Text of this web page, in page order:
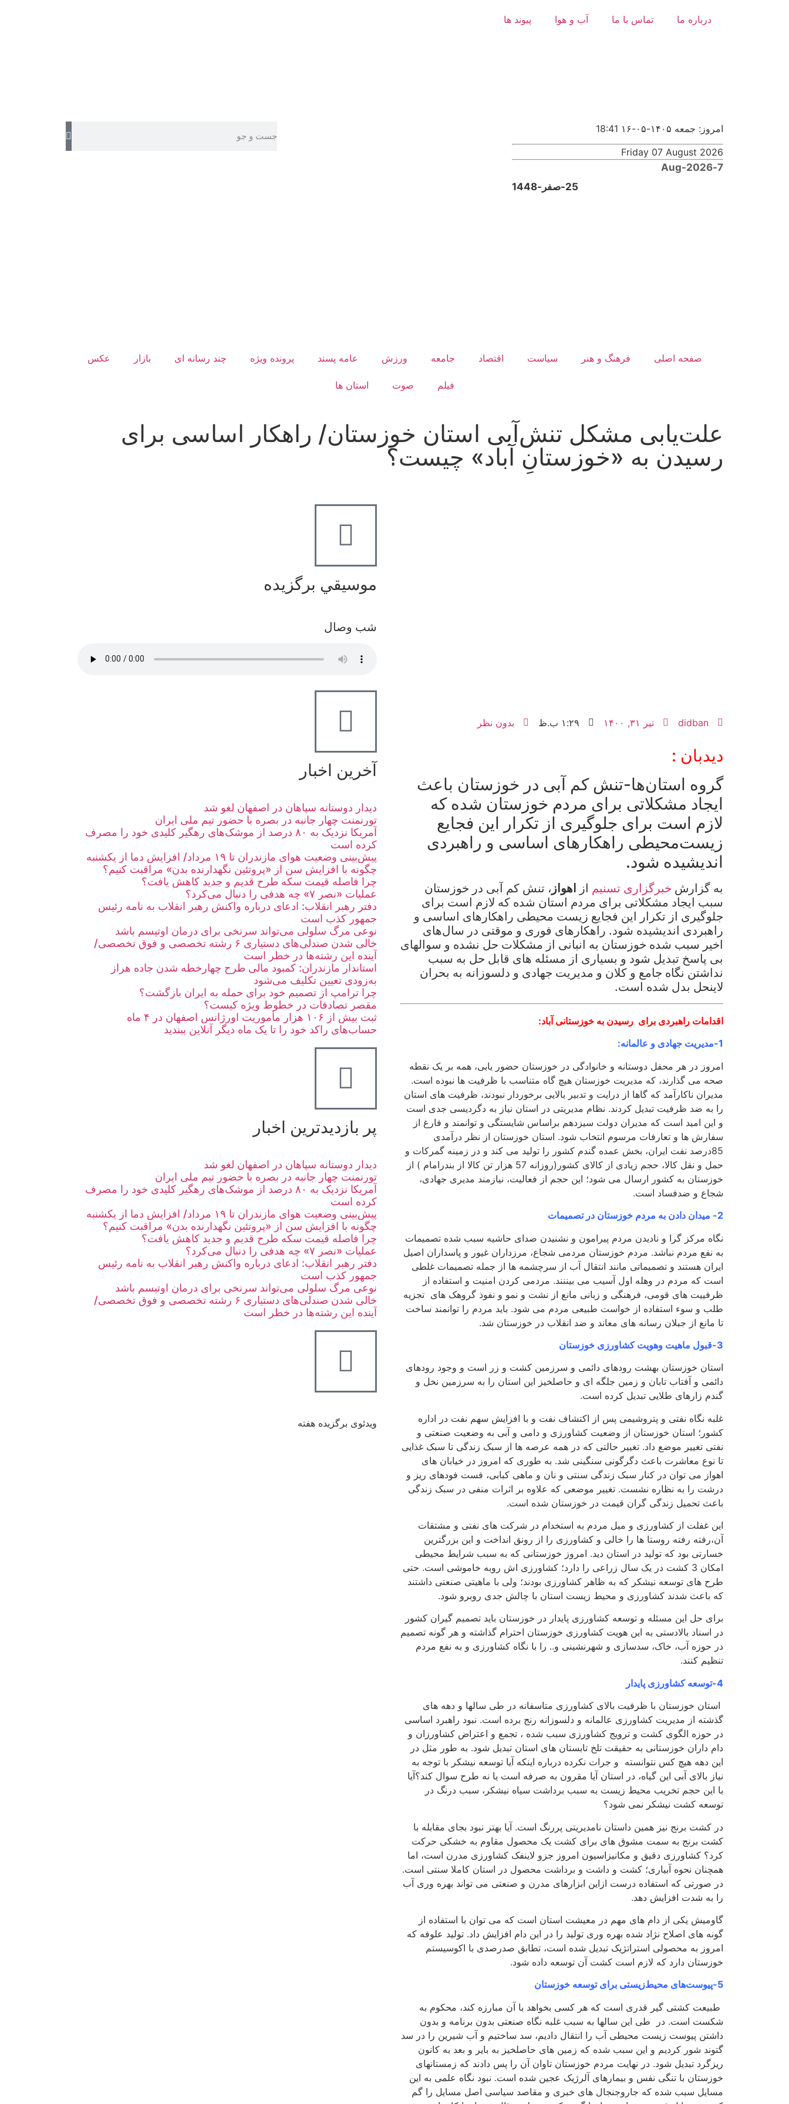
درباره ما تماس با ما آب و هوا پیوند ها
امروز: جمعه ۱۴۰۵-۰۵-۱۶ 18:41
Friday 07 August 2026
7-Aug-2026
25-صفر-1448
صفحه اصلی فرهنگ و هنر سیاست اقتصاد جامعه ورزش عامه پسند پرونده ویژه چند رسانه ای بازار عکس
فیلم صوت استان ها
علت‌یابی مشکل تنش‌آبی استان خوزستان/ راهکار اساسی برای
رسیدن به «خوزستانِ آباد» چیست؟
didban تیر ۳۱, ۱۴۰۰ ۱:۲۹ ب.ظ بدون نظر
دیدبان :
گروه استان‌ها-تنش کم آبی در خوزستان باعث
ایجاد مشکلاتی برای مردم خوزستان شده که
لازم است برای جلوگیری از تکرار این فجایع
زیست‌محیطی راهکارهای اساسی و راهبردی
اندیشیده شود.
به گزارش خبرگزاری تسنیم از اهواز ، تنش کم آبی در خوزستان
سبب ایجاد مشکلاتی برای مردم استان شده که لازم است برای
جلوگیری از تکرار این فجایع زیست محیطی راهکارهای اساسی و
راهبردی اندیشیده شود. راهکارهای فوری و موقتی در ‌سال‌های
اخیر سبب شده خوزستان به انبانی از مشکلات حل نشده و سوالهای
بی پاسخ تبدیل شود و بسیاری از مسئله های قابل حل به سبب
نداشتن نگاه جامع و کلان و مدیریت جهادی و دلسوزانه به بحران
لاینحل بدل شده است.
اقدامات راهبردی برای رسیدن به خوزستانی آباد:
1-مدیریت جهادی و عالمانه:
امروز در هر محفل دوستانه و خانوادگی در خوزستان حضور یابی، همه بر یک نقطه
صحه می گذارند، که مدیریت خوزستان هیچ گاه متناسب با ظرفیت ها نبوده است.
مدیران ناکارآمد که گاها از درایت و تدبیر بالایی برخوردار نبودند، ظرفیت های استان
را به ضد ظرفیت تبدیل کردند. نظام مدیریتی در استان نیاز به دگردیسی جدی است
و این امید است که مدیران دولت سیزدهم براساس شایستگی و توانمند و فارغ از
سفارش ها و تعارفات مرسوم انتخاب شود. استان خوزستان از نظر درآمدی
85درصد نفت ایران، بخش عمده گندم کشور را تولید می کند و در زمینه گمرکات و
حمل و نقل کالا، حجم زیادی از کالای کشور(روزانه 57 هزار تن کالا از بندرامام ) از
خوزستان به کشور ارسال می شود؛ این حجم از فعالیت، نیازمند مدیری جهادی،
شجاع و ضدفساد است.
2- میدان دادن به مردم خوزستان در تصمیمات
نگاه مرکز گرا و نادیدن مردم پیرامون و نشنیدن صدای حاشیه سبب شده تصمیمات
به نفع مردم نباشد. مردم خوزستان مردمی شجاع، مرزداران غیور و پاسداران اصیل
ایران هستند و تصمیماتی مانند انتقال آب از سرچشمه ها از جمله تصمیمات غلطی
است که مردم در وهله اول آسیب می بیننند. مردمی کردن امنیت و استفاده از
ظرفییت های قومی، فرهنگی و زبانی مانع از نشت و نمو و نفوذ گروهک های تجزیه
طلب و سوء استفاده از خواست طبیعی مردم می شود. باید مردم را توانمند ساخت
تا مانع از جبلان رسانه های معاند و ضد انقلاب در خوزستان شد.
3-قبول ماهیت وهویت کشاورزی خوزستان
استان خوزستان بهشت رودهای دائمی و سرزمین کشت و زر است و وجود رودهای
دائمی و آفتاب تابان و زمین جلگه ای و حاصلخیز این استان را به سرزمین نخل و
گندم زارهای طلایی تبدیل کرده است.
غلبه نگاه نفتی و پتروشیمی پس از اکتشاف نفت و با افزایش سهم نفت در اداره
کشور؛ استان خوزستان از وضعیت کشاورزی و دامی و آبی به وضعیت صنعتی و
نفتی تغییر موضع داد. تغییر حالتی که در همه عرصه ها از سبک زندگی تا سبک غذایی
تا نوع معاشرت باعث دگرگونی سنگینی شد. به طوری که امروز در خیابان های
اهواز می توان در کنار سبک زندگی سنتی و نان و ماهی کبابی، فست فودهای ریز و
درشت را به نظاره نشست. تغییر موضعی که علاوه بر اثرات منفی در سبک زندگی
باعث تحمیل زندگی گران قیمت در خوزستان شده است.
این غفلت از کشاورزی و میل مردم به استخدام در شرکت های نفتی و مشتقات
آن،رفته رفته روستا ها را خالی و کشاورزی را از رونق انداخت و این بزرگترین
خسارتی بود که تولید در استان دید. امروز خوزستانی که به سبب شرایط محیطی
امکان 3 کشت در یک سال زراعی را دارد؛ کشاورزی اش روبه خاموشی است. حتی
طرح های توسعه نیشکر که به ظاهر کشاورزی بودند؛ ولی با ماهیتی صنعتی داشتند
که باعث شدند کشاورزی و محیط زیست استان با چالش جدی روبرو شود.
برای حل این مسئله و توسعه کشاورزی پایدار در خوزستان باید تصمیم گیران کشور
در اسناد بالادستی به این هویت کشاورزی خوزستان احترام گذاشته و هر گونه تصمیم
در حوزه آب، خاک، سدسازی و شهرنشینی و.. را با نگاه کشاورزی و به نفع مردم
تنظیم کنند.
4-توسعه کشاورزی پایدار
استان خوزستان با ظرفیت بالای کشاورزی متاسفانه در طی سالها و دهه های
گذشته از مدیریت کشاورزی عالمانه و دلسوزانه رنج برده است. نبود راهبرد اساسی
در حوزه الگوی کشت و ترویج کشاورزی سبب شده ، تجمع و اعتراض کشاورزان و
دام داران خوزستانی به حقیقت تلخ تابستان های استان تبدیل شود. به طور مثل در
این دهه هیچ کس نتوانسته و جرات نکرده درباره اینکه آیا توسعه نیشکر با توجه به
نیاز بالای آبی این گیاه، در استان آیا مقرون به صرفه است یا نه طرح سوال کند؟آیا
با این حجم تخریب محیط زیست به سبب برداشت سیاه نیشکر، سبب درنگ در
توسعه کشت نیشکر نمی شود؟
در کشت برنج نیز همین داستان نامدیریتی پررنگ است. آیا بهتر نبود بجای مقابله با
کشت برنج به سمت مشوق های برای کشت یک محصول مقاوم به خشکی حرکت
کرد؟ کشاورزی دقیق و مکانیزاسیون امروز جزو لاینفک کشاورزی مدرن است، اما
همچنان نحوه آبیاری؛ کشت و داشت و برداشت محصول در استان کاملا سنتی است.
در صورتی که استفاده درست ازاین ابزارهای مدرن و صنعتی می تواند بهره وری آب
را به شدت افزایش دهد.
گاومیش یکی از دام های مهم در معیشت استان است که می توان با استفاده از
گونه های اصلاح نژاد شده بهره وری تولید را در این دام افزایش داد. تولید علوفه که
امروز به محصولی استراتژیک تبدیل شده است، تطابق صدرصدی با اکوسیستم
خوزستان دارد که لازم است کشت آن توسعه داده شود.
5-پیوست‌های محیط‌زیستی برای توسعه خوزستان
طبیعت کشتی گیر قدری است که هر کسی بخواهد با آن مبارزه کند، محکوم به
شکست است. در طی این سالها به سبب غلبه نگاه صنعتی بدون برنامه و بدون
داشتن پیوست زیست محیطی آب را انتقال دادیم، سد ساختیم و آب شیرین را در سد
گتوند شور کردیم و این سبب شده که زمین های حاصلخیز به بایر و بعد به کانون
ریزگرد تبدیل شود. در نهایت مردم خوزستان تاوان آن را پس دادند که زمستانهای
خوزستان با تنگی نفس و بیمارهای آلرژیک عجین شده است. نبود نگاه علمی به این
مسایل سبب شده که جاروجنجال های خبری و مقاصد سیاسی اصل مسایل را گم
موسيقي برگزيده
شب وصال
آخرین اخبار
دیدار دوستانه سپاهان در اصفهان لغو شد
تورنمنت چهار جانبه در بصره با حضور تیم ملی ایران
آمریکا نزدیک به ۸۰ درصد از موشک‌های رهگیر کلیدی خود را مصرف
کرده است
پیش‌بینی وضعیت هوای مازندران تا ۱۹ مرداد/ افزایش دما از یکشنبه
چگونه با افزایش سن از «پروتئین نگهدارنده بدن» مراقبت کنیم؟
چرا فاصله قیمت سکه طرح قدیم و جدید کاهش یافت؟
عملیات «نصر ۷» چه هدفی را دنبال می‌کرد؟
دفتر رهبر انقلاب: ادعای درباره واکنش رهبر انقلاب به نامه رئیس
جمهور کذب است
نوعی مرگ سلولی می‌تواند سرنخی برای درمان اوتیسم باشد
خالی شدن صندلی‌های دستیاری ۶ رشته تخصصی و فوق تخصصی/
آینده این رشته‌ها در خطر است
استاندار مازندران: کمبود مالی طرح چهارخطه شدن جاده هراز
به‌زودی تعیین تکلیف می‌شود
چرا ترامپ از تصمیم خود برای حمله به ایران بازگشت؟
مقصر تصادفات در خطوط ویژه کیست؟
ثبت بیش از ۱۰۶ هزار مأموریت اورژانس اصفهان در ۴ ماه
حساب‌های راکد خود را تا یک ماه دیگر آنلاین ببندید
پر بازدیدترین اخبار
دیدار دوستانه سپاهان در اصفهان لغو شد
تورنمنت چهار جانبه در بصره با حضور تیم ملی ایران
آمریکا نزدیک به ۸۰ درصد از موشک‌های رهگیر کلیدی خود را مصرف
کرده است
پیش‌بینی وضعیت هوای مازندران تا ۱۹ مرداد/ افزایش دما از یکشنبه
چگونه با افزایش سن از «پروتئین نگهدارنده بدن» مراقبت کنیم؟
چرا فاصله قیمت سکه طرح قدیم و جدید کاهش یافت؟
عملیات «نصر ۷» چه هدفی را دنبال می‌کرد؟
دفتر رهبر انقلاب: ادعای درباره واکنش رهبر انقلاب به نامه رئیس
جمهور کذب است
نوعی مرگ سلولی می‌تواند سرنخی برای درمان اوتیسم باشد
خالی شدن صندلی‌های دستیاری ۶ رشته تخصصی و فوق تخصصی/
آینده این رشته‌ها در خطر است
ویدئوی برگزیده هفته